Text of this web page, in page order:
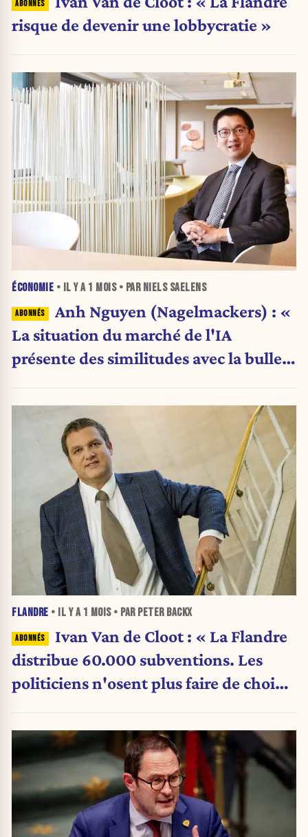
risque de devenir une lobbycratie »
ÉCONOMIE • IL Y A 1 MOIS• PAR NIELS SAELENS
Anh Nguyen (Nagelmackers) : «
La situation du marché de l'IA
présente des similitudes avec la bulle
FLANDRE • IL Y A 1 MOIS• PAR PETER BACKX
Ivan Van de Cloot : « La Flandre
distribue 60.000 subventions. Les
politiciens n'osent plus faire de choix.